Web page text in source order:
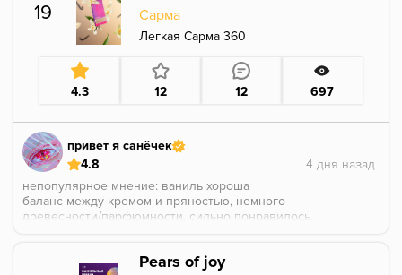
19 Сарма
Легкая Сарма 360
4.3 12 12 697
привет я санёчек
4.8
непопулярное мнение: ваниль хороша
баланс между кремом и пряностью, немного
древесности/парфюмности, сильно понравилось,
Pears of joy